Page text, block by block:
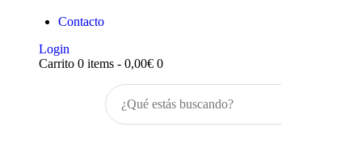
Contacto
Login
Carrito 0 items - 0,00€ 0